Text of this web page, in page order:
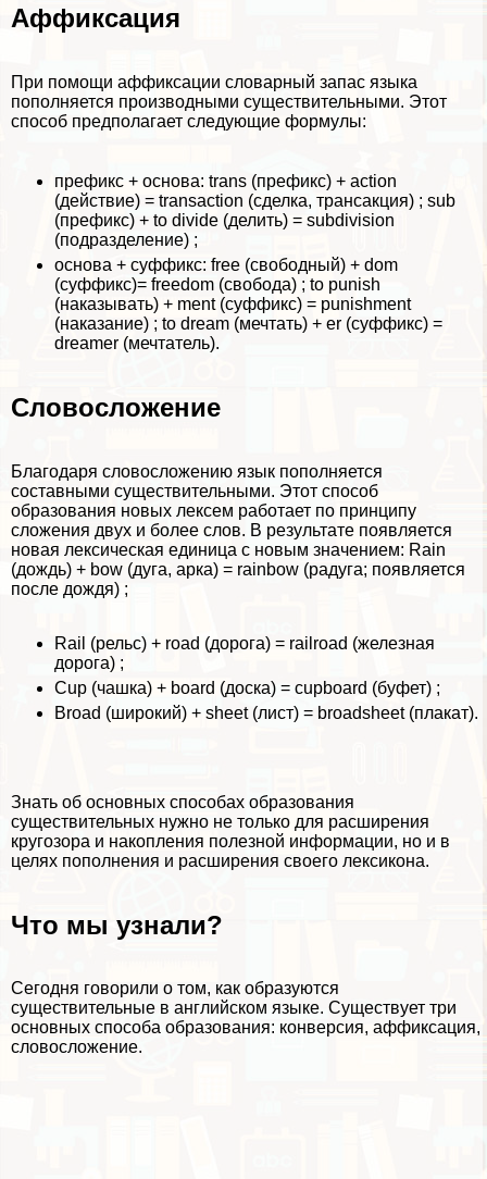
Аффиксация
При помощи аффиксации словарный запас языка
пополняется производными существительными. Этот
способ предполагает следующие формулы:
префикс + основа: trans (префикс) + action
(действие) = transaction (сделка, трaнcакция) ; sub
(префикс) + to divide (делить) = subdivision
(подразделение) ;
основа + суффикс: free (свободный) + dom
(суффикс)= freedom (свобода) ; to punish
(наказывать) + ment (суффикс) = punishment
(наказание) ; to dream (мечтать) + er (суффикс) =
dreamer (мечтатель).
Словосложение
Благодаря словосложению язык пополняется
составными существительными. Этот способ
образования новых лексем работает по принципу
сложения двух и более слов. В результате появляется
новая лексическая единица с новым значением: Rain
(дождь) + bow (дуга, арка) = rainbow (радуга; появляется
после дождя) ;
Rail (рельс) + road (дорога) = railroad (железная
дорога) ;
Cup (чашка) + board (доска) = cupboard (буфет) ;
Broad (широкий) + sheet (лист) = broadsheet (плакат).
Знать об основных способах образования
существительных нужно не только для расширения
кругозора и накопления полезной информации, но и в
целях пополнения и расширения своего лексикона.
Что мы узнали?
Сегодня говорили о том, как образуются
существительные в английском языке. Существует три
основных способа образования: конверсия, аффиксация,
словосложение.